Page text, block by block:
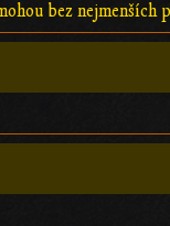
bez nejmenších